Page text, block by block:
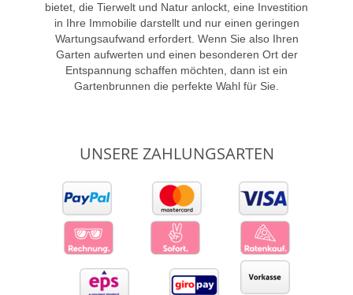
bietet, die Tierwelt und Natur anlockt, eine Investition
in Ihre Immobilie darstellt und nur einen geringen
Wartungsaufwand erfordert. Wenn Sie also Ihren
Garten aufwerten und einen besonderen Ort der
Entspannung schaffen möchten, dann ist ein
Gartenbrunnen die perfekte Wahl für Sie.
UNSERE ZAHLUNGSARTEN